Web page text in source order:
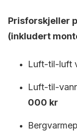
Prisforskjeller
(inkludert
Luft-til-luft
Luft-til-
000 kr